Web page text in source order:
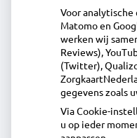
Edamse Acdapha
Dijkgraaf Poschlaan
0299-369000
Inschrijven
Centrale administratie
Voor
Matomo en
werken wij
Reviews),
(Twitter),
gegevens zoals
Via Cookie-
u op ieder